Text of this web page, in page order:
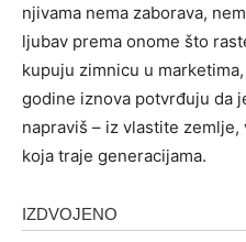
njivama nema zaborava,
ljubav prema onome što
kupuju zimnicu u
godine iznova potvrđuju da
napraviš – iz vlastite
koja traje generacijama.